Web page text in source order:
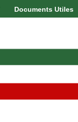
Documents Utiles